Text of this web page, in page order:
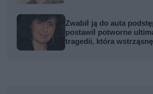
Zwabił ją do auta
postawił potworne
tragedii, która